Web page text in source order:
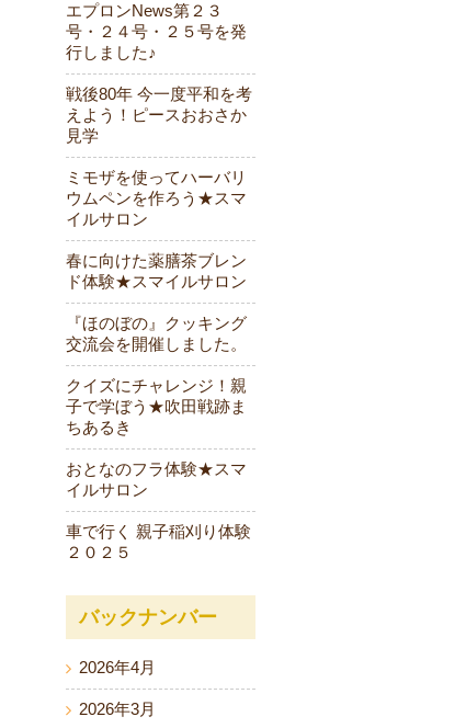
エプロンNews第２３
号・２４号・２５号を発
行しました♪
戦後80年 今一度平和を考
えよう！ピースおおさか
見学
ミモザを使ってハーバリ
ウムペンを作ろう★スマ
イルサロン
春に向けた薬膳茶ブレン
ド体験★スマイルサロン
『ほのぼの』クッキング
交流会を開催しました。
クイズにチャレンジ！親
子で学ぼう★吹田戦跡ま
ちあるき
おとなのフラ体験★スマ
イルサロン
車で行く 親子稲刈り体験
２０２５
バックナンバー
2026年4月
2026年3月